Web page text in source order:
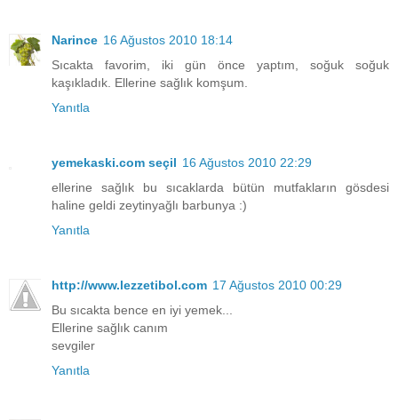
Narince 16 Ağustos 2010 18:14
Sıcakta favorim, iki gün önce yaptım, soğuk soğuk
kaşıkladık. Ellerine sağlık komşum.
Yanıtla
yemekaski.com seçil 16 Ağustos 2010 22:29
ellerine sağlık bu sıcaklarda bütün mutfakların gösdesi
haline geldi zeytinyağlı barbunya :)
Yanıtla
http://www.lezzetibol.com 17 Ağustos 2010 00:29
Bu sıcakta bence en iyi yemek...
Ellerine sağlık canım
sevgiler
Yanıtla